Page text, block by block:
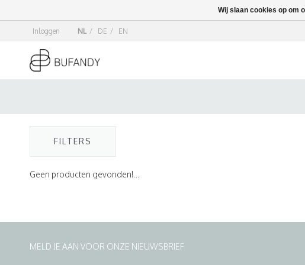
Inloggen NL / DE / EN
FILTERS
Geen producten gevonden!...
MELD JE AAN VOOR ONZE NIEUWSBRIEF
Wij slaan cookies op om